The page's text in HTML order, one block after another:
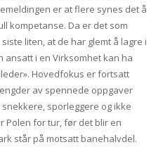
er at flere synes det å
kompetanse. Da er det som
liten, at de har glemt å lagre i
ansatt i en Virksomhet kan ha
Hovedfokus er fortsatt
av spennede oppgaver
sporleggere og ikke
Polen for tur, før det blir en
står på motsatt banehalvdel.